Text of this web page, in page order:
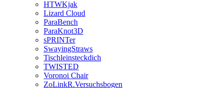
HTWKjak
Lizard Cloud
ParaBench
ParaKnot3D
sPRINTer
SwayingStraws
Tischleinsteckdich
TWISTED
Voronoi Chair
ZoLinkR.Versuchsbogen